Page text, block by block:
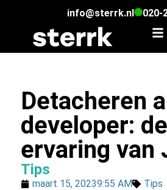
info@sterrk.nl 020-
Detacheren
developer: de
ervaring van
Tips
maart 15, 20239:55 AM Tips